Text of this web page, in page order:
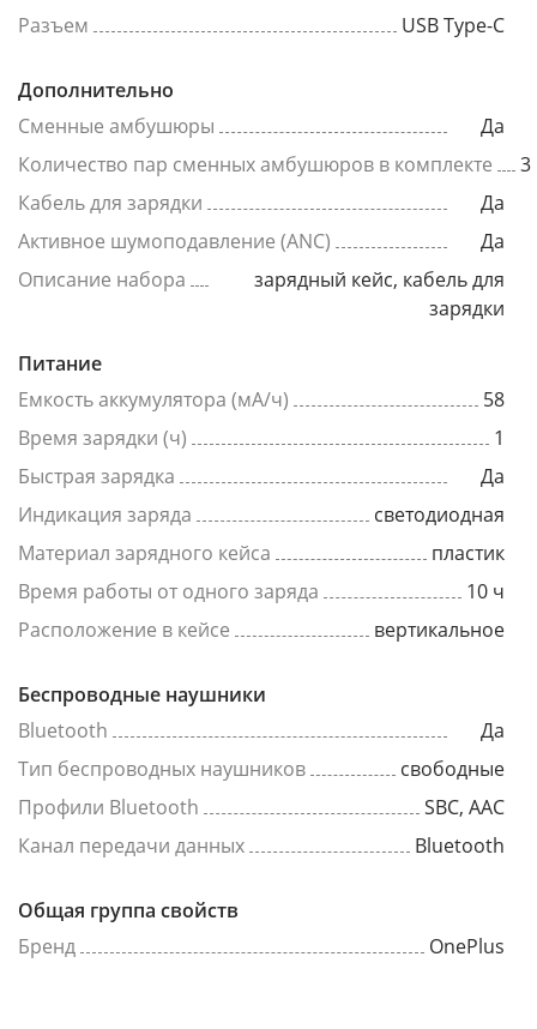
Разъем USB Type-C
Дополнительно
Сменные амбушюры
Да
Количество пар сменных амбушюров в комплекте
3
Кабель для зарядки
Да
Активное шумоподавление (ANC)
Да
Описание набора
зарядный кейс, кабель для
зарядки
Питание
Емкость аккумулятора (мА/ч)
58
Время зарядки (ч)
1
Быстрая зарядка
Да
Индикация заряда
светодиодная
Материал зарядного кейса
пластик
Время работы от одного заряда
10 ч
Расположение в кейсе
вертикальное
Беспроводные наушники
Bluetooth
Да
Тип беспроводных наушников
свободные
Профили Bluetooth
SBC, AAC
Канал передачи данных
Bluetooth
Общая группа свойств
Бренд
OnePlus